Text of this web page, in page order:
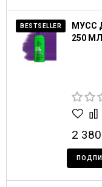
BESTSELLER
МУСС
250 МЛ
2